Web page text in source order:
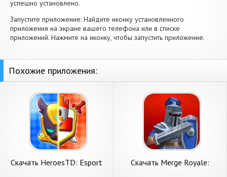
успешно установлено.
Запустите приложение: Найдите иконку установленного
приложения на экране вашего телефона или в списке
приложений. Нажмите на иконку, чтобы запустить приложение.
Похожие приложения:
Скачать HeroesTD: Esport
Скачать Merge Royale: